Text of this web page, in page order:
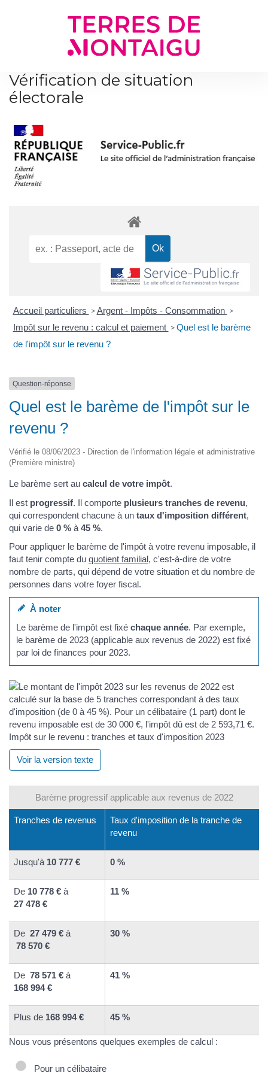
Vérification de situation
électorale
Accueil particuliers > Argent - Impôts - Consommation >
Impôt sur le revenu : calcul et paiement > Quel est le barème
de l'impôt sur le revenu ?
Question-réponse
Quel est le barème de l'impôt sur le
revenu ?
Vérifié le 08/06/2023 - Direction de l'information légale et administrative
(Première ministre)
Le barème sert au calcul de votre impôt.
Il est progressif. Il comporte plusieurs tranches de revenu,
qui correspondent chacune à un taux d'imposition différent,
qui varie de 0 % à 45 %.
Pour appliquer le barème de l'impôt à votre revenu imposable, il
faut tenir compte du quotient familial, c'est-à-dire de votre
nombre de parts, qui dépend de votre situation et du nombre de
personnes dans votre foyer fiscal.
À noter
Le barème de l'impôt est fixéchaque année. Par exemple,
le barème de 2023 (applicable aux revenus de 2022) est fixé
par loi de finances pour 2023.
Impôt sur le revenu : tranches et taux d'imposition 2023
Voir la version texte
Barème progressif applicable aux revenus de 2022
Tranches de revenus
Taux d'imposition de la tranche de
revenu
Jusqu'à 10 777 € 0 %
De 10 778 € à
27 478 €
11 %
De 27 479 € à
78 570 €
30 %
De 78 571 € à
168 994 €
41 %
Plus de 168 994 € 45 %
Nous vous présentons quelques exemples de calcul :
Pour un célibataire